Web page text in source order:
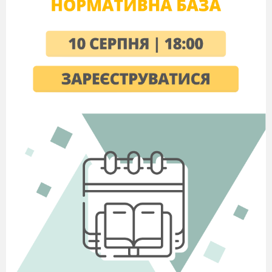
інтерактивного опитування учнів.
Місце проведення: кабінет географії.
Хід уроку.
-Перевірка присутності;
-Перевірка готовності до уроку.
Посміхніться вчителю, однокласникам,
гостям.
Будьте уважні і доброзичливі.
Аналізуйте та порівнюйте нове.
Не бійтеся помилятися, продемонструйте
пам’ять, уяву, досвід.
Робіть самостійні висновки.
Я зичу усім вам успіху.